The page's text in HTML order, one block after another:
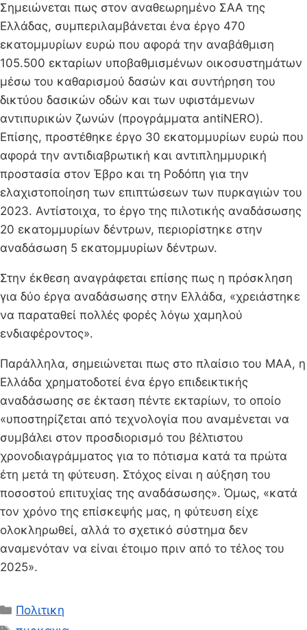
Σημειώνεται πως στον αναθεωρημένο ΣΑΑ της
Ελλάδας, συμπεριλαμβάνεται ένα έργο 470
εκατομμυρίων ευρώ που αφορά την αναβάθμιση
105.500 εκταρίων υποβαθμισμένων οικοσυστημάτων
μέσω του καθαρισμού δασών και συντήρηση του
δικτύου δασικών οδών και των υφιστάμενων
αντιπυρικών ζωνών (προγράμματα antiNERO).
Επίσης, προστέθηκε έργο 30 εκατομμυρίων ευρώ που
αφορά την αντιδιαβρωτική και αντιπλημμυρική
προστασία στον Έβρο και τη Ροδόπη για την
ελαχιστοποίηση των επιπτώσεων των πυρκαγιών του
2023. Αντίστοιχα, το έργο της πιλοτικής αναδάσωσης
20 εκατομμυρίων δέντρων, περιορίστηκε στην
αναδάσωση 5 εκατομμυρίων δέντρων.
Στην έκθεση αναγράφεται επίσης πως η πρόσκληση
για δύο έργα αναδάσωσης στην Ελλάδα, «χρειάστηκε
να παραταθεί πολλές φορές λόγω χαμηλού
ενδιαφέροντος».
Παράλληλα, σημειώνεται πως στο πλαίσιο του ΜΑΑ, η
Ελλάδα χρηματοδοτεί ένα έργο επιδεικτικής
αναδάσωσης σε έκταση πέντε εκταρίων, το οποίο
«υποστηρίζεται από τεχνολογία που αναμένεται να
συμβάλει στον προσδιορισμό του βέλτιστου
χρονοδιαγράμματος για το πότισμα κατά τα πρώτα
έτη μετά τη φύτευση. Στόχος είναι η αύξηση του
ποσοστού επιτυχίας της αναδάσωσης». Όμως, «κατά
τον χρόνο της επίσκεψής μας, η φύτευση είχε
ολοκληρωθεί, αλλά το σχετικό σύστημα δεν
αναμενόταν να είναι έτοιμο πριν από το τέλος του
2025».
Κατηγορίες
Πολιτικη